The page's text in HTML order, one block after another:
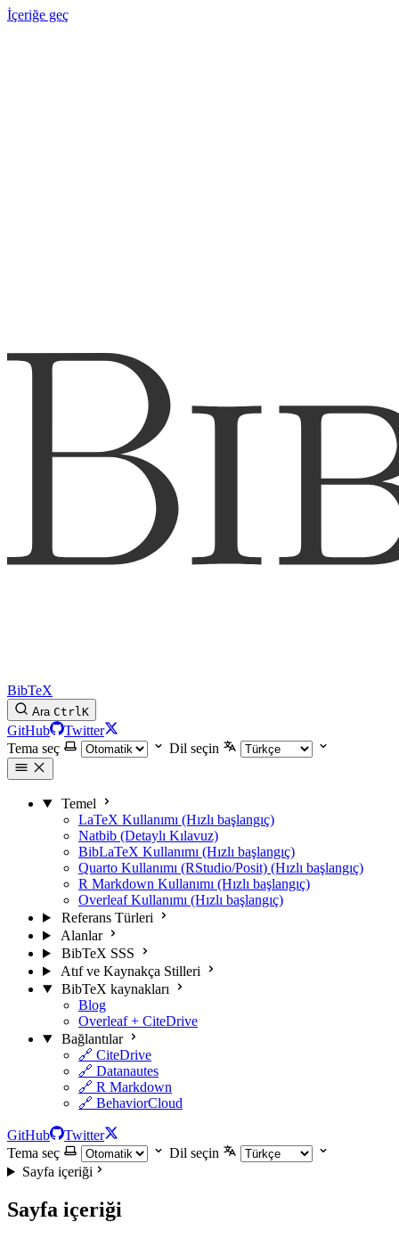
İçeriğe geç
BibTeX
Ara CtrlK
GitHub
Twitter
Tema seç
Dil seçin
Temel
LaTeX Kullanımı (Hızlı başlangıç)
Natbib (Detaylı Kılavuz)
BibLaTeX Kullanımı (Hızlı başlangıç)
Quarto Kullanımı (RStudio/Posit) (Hızlı başlangıç)
R Markdown Kullanımı (Hızlı başlangıç)
Overleaf Kullanımı (Hızlı başlangıç)
Referans Türleri
Alanlar
BibTeX SSS
Atıf ve Kaynakça Stilleri
BibTeX kaynakları
Blog
Overleaf + CiteDrive
Bağlantılar
🔗 CiteDrive
🔗 Datanautes
🔗 R Markdown
🔗 BehaviorCloud
GitHub
Twitter
Tema seç
Dil seçin
Sayfa içeriği
Sayfa içeriği